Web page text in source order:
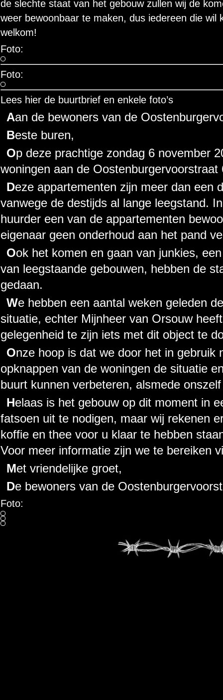
de slechte staat van het gebouw zullen wij de
weer bewoonbaar te maken, dus iedereen die wil
welkom!
Foto:
Foto:
Lees hier de buurtbrief en enkele foto’s
Aan de bewoners van de
Beste buren,
Op deze prachtige zondag 6 november 2011 hebben wij de leegstaande
woningen aan de
Deze appartementen zijn meer dan een decennium geleden gekraakt
vanwege de destijds al lange leegstand.
huurder een van de appartementen
eigenaar geen onderhoud aan het pand
Ook het komen en gaan van junkies, een schijnbaar onvermijdelijk gevolg
van leegstaande gebouwen, hebben de
gedaan.
We hebben een aantal weken geleden de gemeente al geattendeerd op de
situatie, echter Mijnheer van Orsouw
gelegenheid te zijn iets met dit object te
Onze hoop is dat we door het in gebruik nemen, schoonmaken en
opknappen van de woningen de situatie
buurt kunnen verbeteren, alsmede
Helaas is het gebouw op dit moment in een te slechte staat om u met
fatsoen uit te nodigen, maar wij rekenen
koffie en thee voor u klaar te hebben
Voor meer informatie zijn we te bereiken
Met vriendelijke groet,
De bewoners van de
Foto: